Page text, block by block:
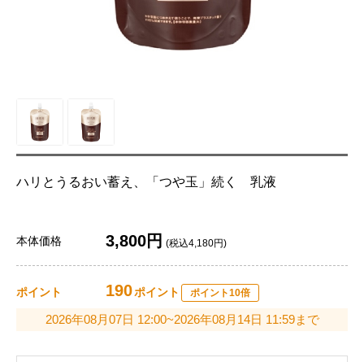
ハリとうるおい蓄え、「つや玉」続く 乳液
本体価格 3,800円 (税込4,180円)
ポイント 190ポイント ポイント10倍
2026年08月07日 12:00~2026年08月14日 11:59まで